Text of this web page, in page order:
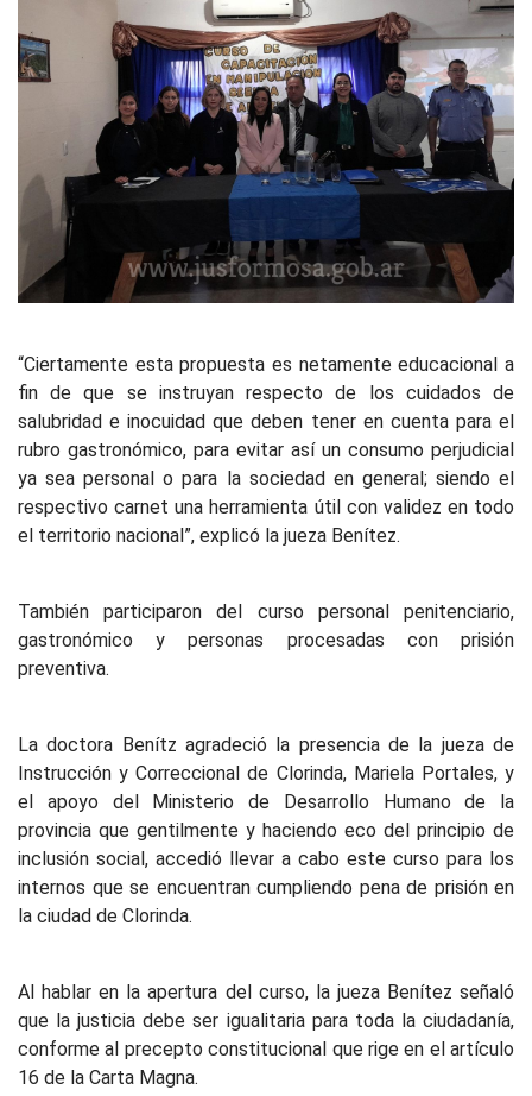
“Ciertamente esta propuesta es netamente educacional a
fin de que se instruyan respecto de los cuidados de
salubridad e inocuidad que deben tener en cuenta para el
rubro gastronómico, para evitar así un consumo perjudicial
ya sea personal o para la sociedad en general; siendo el
respectivo carnet una herramienta útil con validez en todo
el territorio nacional”, explicó la jueza Benítez.
También participaron del curso personal penitenciario,
gastronómico y personas procesadas con prisión
preventiva.
La doctora Benítz agradeció la presencia de la jueza de
Instrucción y Correccional de Clorinda, Mariela Portales, y
el apoyo del Ministerio de Desarrollo Humano de la
provincia que gentilmente y haciendo eco del principio de
inclusión social, accedió llevar a cabo este curso para los
internos que se encuentran cumpliendo pena de prisión en
la ciudad de Clorinda.
Al hablar en la apertura del curso, la jueza Benítez señaló
que la justicia debe ser igualitaria para toda la ciudadanía,
conforme al precepto constitucional que rige en el artículo
16 de la Carta Magna.